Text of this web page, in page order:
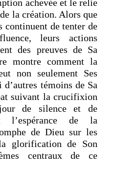
achevée et le relie
la création. Alors que
continuent de tenter de
leurs actions
des preuves de Sa
montre comment la
non seulement Ses
témoins de Sa
suivant la crucifixion
de silence et de
l’espérance de la
de Dieu sur les
glorification de Son
centraux de ce